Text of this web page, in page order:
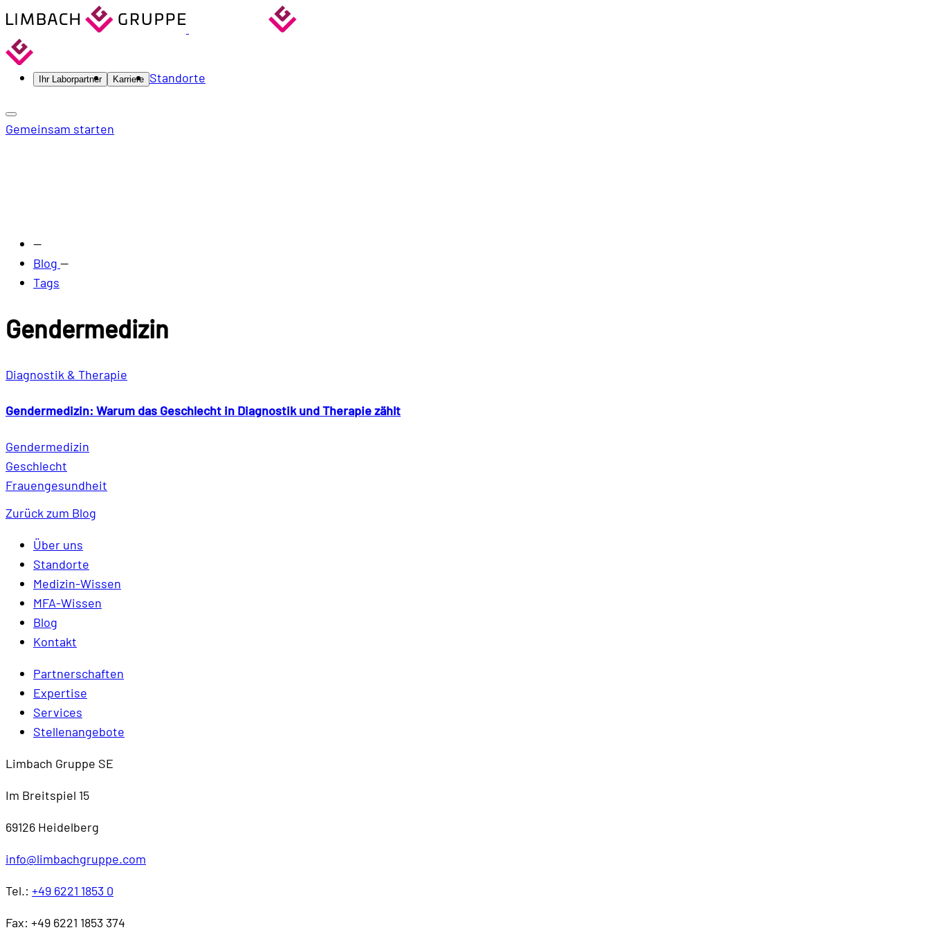
Ihr Laborpartner Karriere Standorte
Gemeinsam starten
—
Blog —
Tags
Gendermedizin
Diagnostik & Therapie
Gendermedizin: Warum das Geschlecht in Diagnostik und Therapie zählt
Gendermedizin
Geschlecht
Frauengesundheit
Zurück zum Blog
Über uns
Standorte
Medizin-Wissen
MFA-Wissen
Blog
Kontakt
Partnerschaften
Expertise
Services
Stellenangebote
Limbach Gruppe SE
Im Breitspiel 15
69126 Heidelberg
info@limbachgruppe.com
Tel.: +49 6221 1853 0
Fax: +49 6221 1853 374